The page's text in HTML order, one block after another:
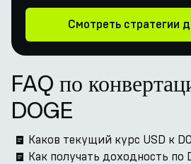
Смотреть стратегии
FAQ по
DOGE
Каков текущий курс USD к
Как получать доходность по